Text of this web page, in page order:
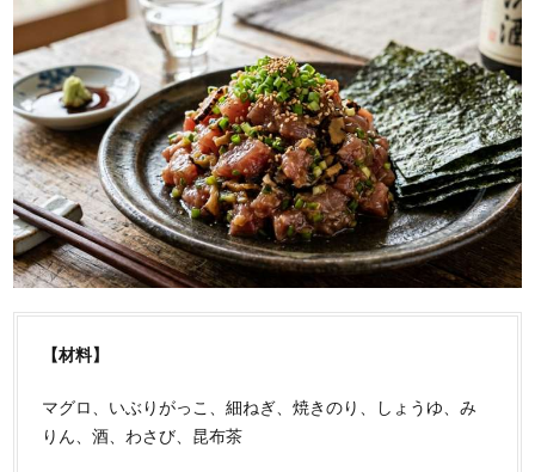
【材料】
マグロ、いぶりがっこ、細ねぎ、焼きのり、しょうゆ、み
りん、酒、わさび、昆布茶